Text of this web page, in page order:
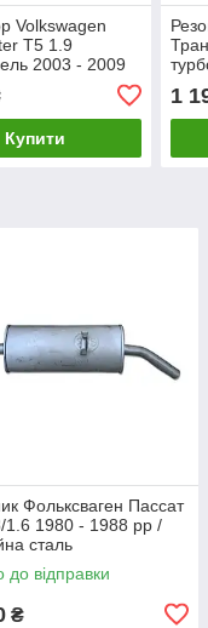
Volkswagen
T5 1.9
2003 - 2009
Купити
1
Фольксваген Пассат
1.6 1980 - 1988 рр /
сталь
до відправки
₴